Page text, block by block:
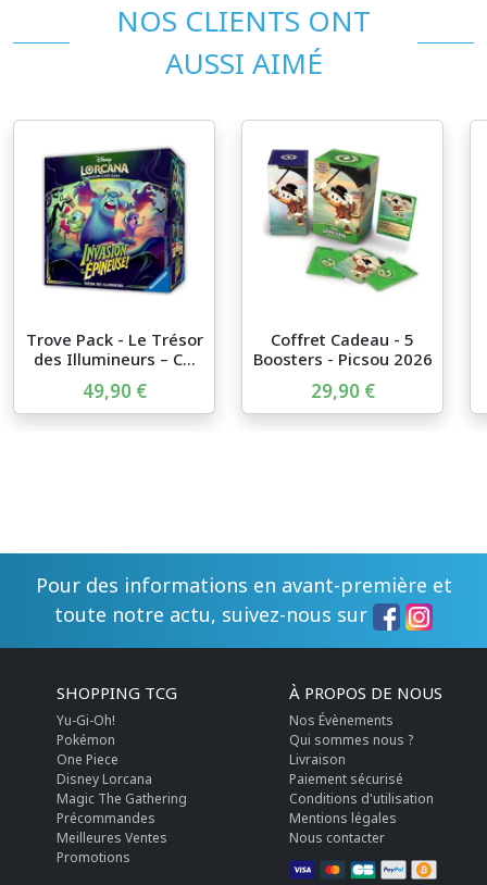
NOS CLIENTS ONT
AUSSI AIMÉ
Trove Pack - Le Trésor
des Illumineurs – C...
49,90 €
Coffret Cadeau - 5
Boosters - Picsou 2026
...
29,90 €
Pour des informations en avant-première et
toute notre actu, suivez-nous sur
SHOPPING TCG
Yu-Gi-Oh!
Pokémon
One Piece
Disney Lorcana
Magic The Gathering
Précommandes
Meilleures Ventes
Promotions
À PROPOS DE NOUS
Nos Évènements
Qui sommes nous ?
Livraison
Paiement sécurisé
Conditions d'utilisation
Mentions légales
Nous contacter